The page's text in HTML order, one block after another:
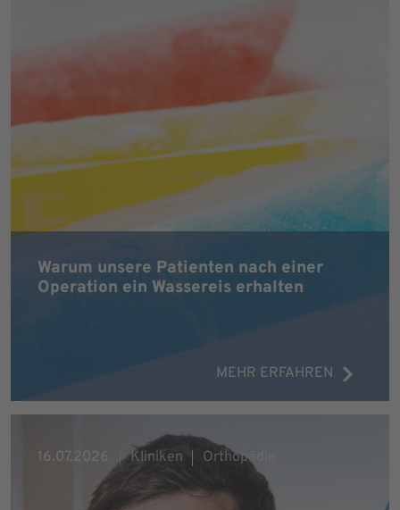
Warum unsere Patienten nach einer
Operation ein Wassereis erhalten
MEHR ERFAHREN
16.07.2026 Kliniken Orthopädie